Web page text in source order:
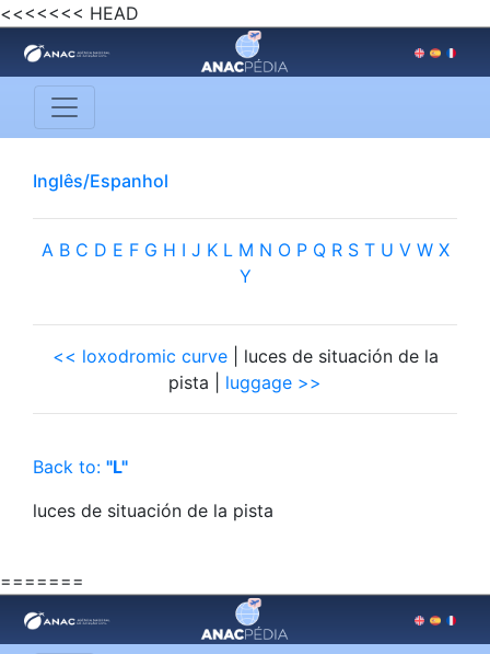
<<<<<<< HEAD
Inglês/Espanhol
A B C D E F G H I J K L M N O P Q R S T U V W X
Y
<< loxodromic curve| luces de situación de la
pista | luggage >>
Back to: "L"
luces de situación de la pista
=======